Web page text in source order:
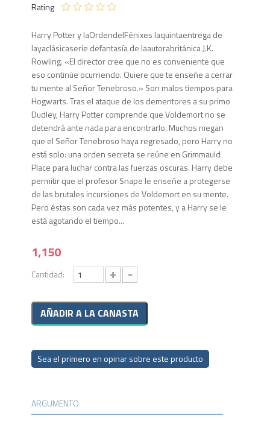
Rating
Harry Potter y laOrdendelFénixes laquintaentrega de
layaclásicaserie defantasía de laautorabritánica J.K.
Rowling. «El director cree que no es conveniente que
eso continúe ocurriendo. Quiere que te enseñe a cerrar
tu mente al Señor Tenebroso.» Son malos tiempos para
Hogwarts. Tras el ataque de los dementores a su primo
Dudley, Harry Potter comprende que Voldemort no se
detendrá ante nada para encontrarlo. Muchos niegan
que el Señor Tenebroso haya regresado, pero Harry no
está solo: una orden secreta se reúne en Grimmauld
Place para luchar contra las fuerzas oscuras. Harry debe
permitir que el profesor Snape le enseñe a protegerse
de las brutales incursiones de Voldemort en su mente.
Pero éstas son cada vez más potentes, y a Harry se le
está agotando el tiempo...
1,150
Cantidad: + -
Sea el primero en opinar sobre este producto
ARGUMENTO